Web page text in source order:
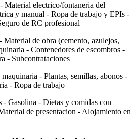
- Material electrico/fontaneria del
y manual - Ropa de trabajo y EPIs -
de RC profesional
- Material de obra (cemento, azulejos,
- Contenedores de escombros -
- Subcontrataciones
- Plantas, semillas, abonos -
- Ropa de trabajo
- Gasolina - Dietas y comidas con
de presentacion - Alojamiento en